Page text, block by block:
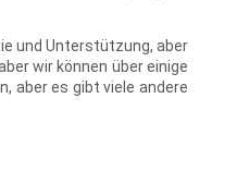
und Unterstützung, aber
wir können über einige
aber es gibt viele andere